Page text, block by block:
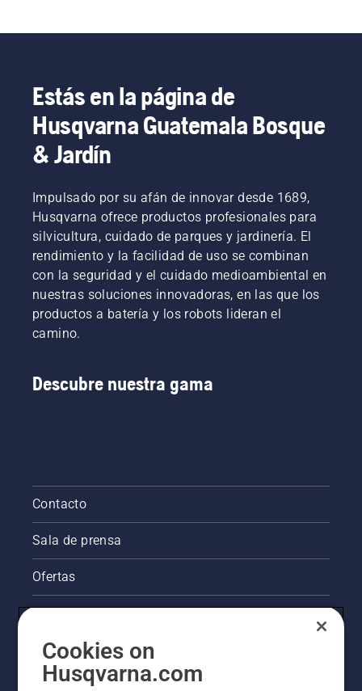
empuñadura seguro y cómodo.
Estás en la página de
Husqvarna Guatemala Bosque
& Jardín
Impulsado por su afán de innovar desde 1689,
Husqvarna ofrece productos profesionales para
silvicultura, cuidado de parques y jardinería. El
rendimiento y la facilidad de uso se combinan
con la seguridad y el cuidado medioambiental en
nuestras soluciones innovadoras, en las que los
productos a batería y los robots lideran el
camino.
Descubre nuestra gama
Contacto
Sala de prensa
Ofertas
La visión de Husqvarna sobre la sostenibilidad
Información legal de productos
Cookies on
Husqvarna.com